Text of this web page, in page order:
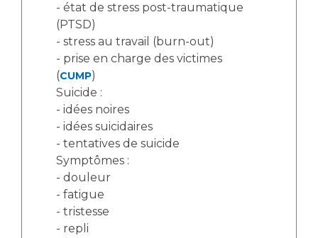
- état de stress post-traumatique
(PTSD)
- stress au travail (burn-out)
- prise en charge des victimes
(CUMP)
Suicide :
- idées noires
- idées suicidaires
- tentatives de suicide
Symptômes :
- douleur
- fatigue
- tristesse
- repli